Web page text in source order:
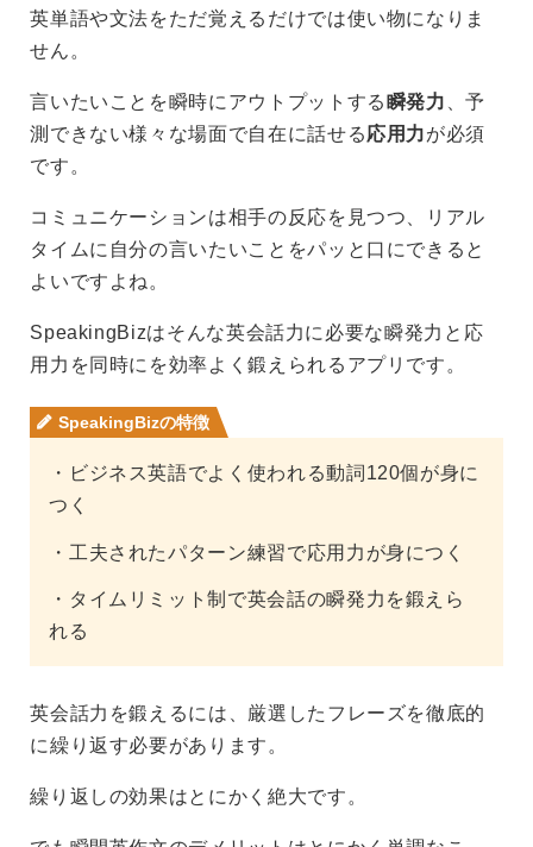
英単語や文法をただ覚えるだけでは使い物になりま
せん。
言いたいことを瞬時にアウトプットする瞬発力
、予
測できない様々な場面で自在に話せる応用力が必須
です。
コミュニケーションは相手の反応を見つつ、リアル
タイムに自分の言いたいことをパッと口にできると
よいですよね。
SpeakingBizはそんな英会話力に必要な瞬発力と応
用力を同時にを効率よく鍛えられるアプリです。
SpeakingBizの特徴
・ビジネス英語でよく使われる動詞120個が身に
つく
・工夫されたパターン練習で応用力が身につく
・タイムリミット制で英会話の瞬発力を鍛えら
れる
英会話力を鍛えるには、厳選したフレーズを徹底的
に繰り返す必要があります。
繰り返しの効果はとにかく絶大です。